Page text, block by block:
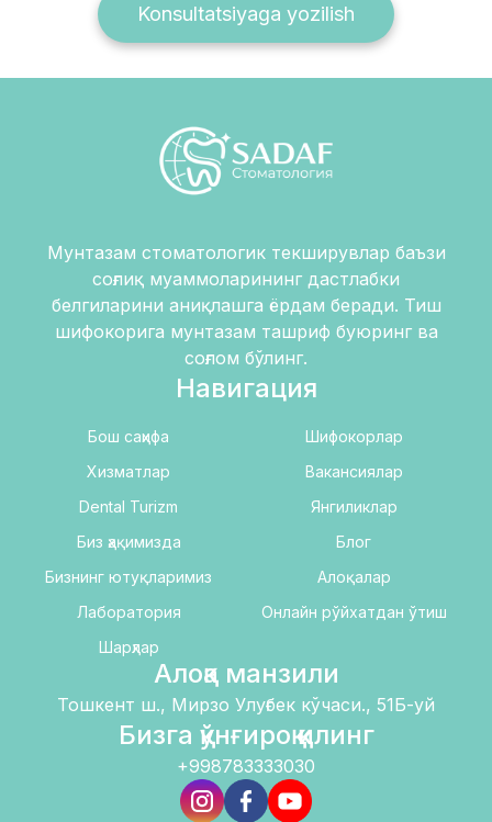
Konsultatsiyaga yozilish
Мунтазам стоматологик текширувлар баъзи
соғлиқ муаммоларининг дастлабки
белгиларини аниқлашга ёрдам беради. Тиш
шифокорига мунтазам ташриф буюринг ва
соғлом бўлинг.
Навигация
Бош саҳифа
Хизматлар
Dental Turizm
Биз ҳақимизда
Бизнинг ютуқларимиз
Лаборатория
Шарҳлар
Шифокорлар
Вакансиялар
Янгиликлар
Блог
Алоқалар
Онлайн рўйхатдан ўтиш
Алоқа манзили
Тошкент ш., Мирзо Улуғбек кўчаси., 51Б-уй
Бизга қўнғироқ қилинг
+998783333030